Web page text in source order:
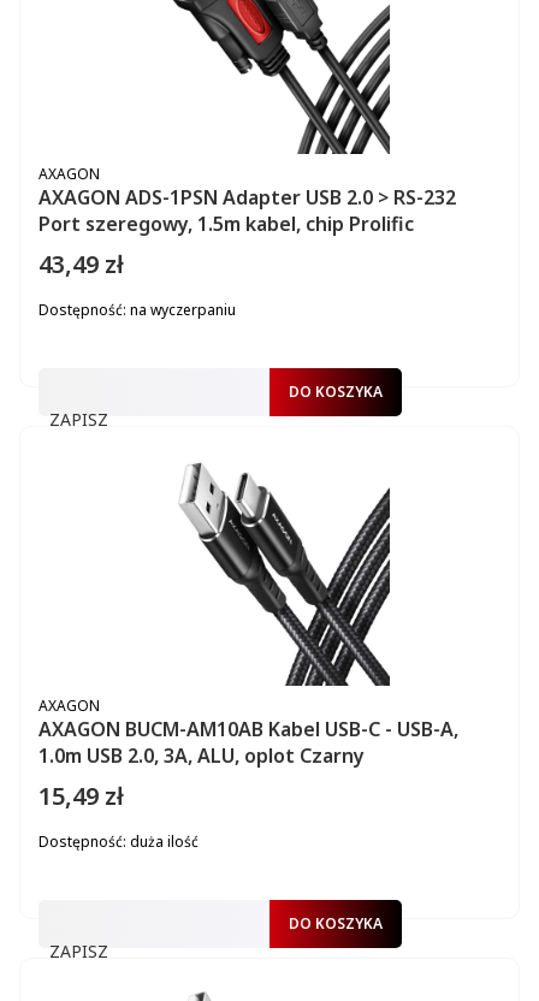
AXAGON ADS-1PSN Adapter USB 2.0 > RS-232
Port szeregowy, 1.5m kabel, chip Prolific
PRODUCENT
AXAGON
Cena
43,49 zł
Dostępność: na wyczerpaniu
ZAPISZ
DO KOSZYKA
AXAGON BUCM-AM10AB Kabel USB-C - USB-A,
1.0m USB 2.0, 3A, ALU, oplot Czarny
PRODUCENT
AXAGON
Cena
15,49 zł
Dostępność: duża ilość
ZAPISZ
DO KOSZYKA